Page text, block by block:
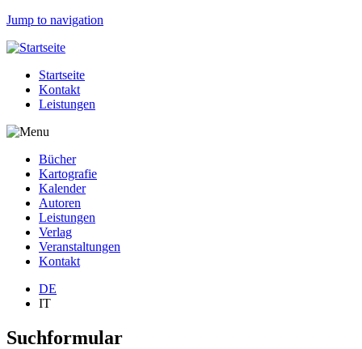
Jump to navigation
Startseite
Kontakt
Leistungen
Bücher
Kartografie
Kalender
Autoren
Leistungen
Verlag
Veranstaltungen
Kontakt
DE
IT
Suchformular